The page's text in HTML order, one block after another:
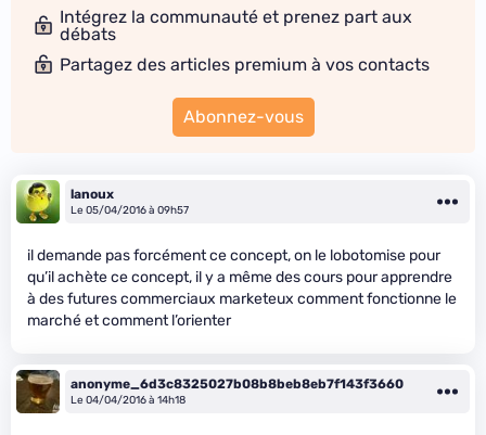
Intégrez la communauté et prenez part aux
débats
Partagez des articles premium à vos contacts
Abonnez-vous
lanoux
Le 05/04/2016 à 09h57
il demande pas forcément ce concept, on le lobotomise pour
qu’il achète ce concept, il y a même des cours pour apprendre
à des futures commerciaux marketeux comment fonctionne le
marché et comment l’orienter
anonyme_6d3c8325027b08b8beb8eb7f143f3660
Le 04/04/2016 à 14h18